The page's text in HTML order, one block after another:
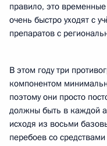
правило, это временные
очень быстро уходят с
препаратов с
В этом году три
компонентом
поэтому они просто
должны быть в каждой
исходя из восьми
перебоев со